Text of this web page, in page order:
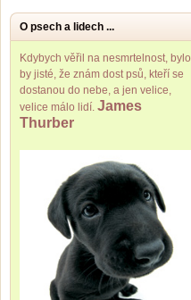
O psech a lidech ...
Kdybych věřil na nesmrtelnost, bylo
by jisté, že znám dost psů, kteří se
dostanou do nebe, a jen velice,
velice málo lidí. James
Thurber